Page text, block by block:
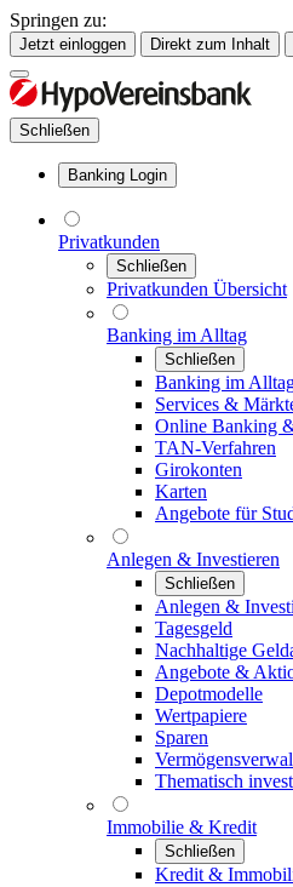
Springen zu:
Jetzt einloggen Direkt zum Inhalt
Schließen
Banking Login
Privatkunden
Schließen
Privatkunden Übersicht
Banking im Alltag
Schließen
Banking im
Services &
Online Banking
TAN-Verfahren
Girokonten
Karten
Angebote für
Anlegen & Investieren
Schließen
Anlegen &
Tagesgeld
Nachhaltige
Angebote &
Depotmodelle
Wertpapiere
Sparen
Thematisch
Immobilie & Kredit
Schließen
Kredit &